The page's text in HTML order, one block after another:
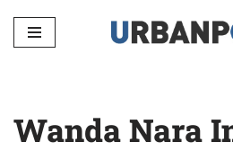
Vai
Wanda Nara